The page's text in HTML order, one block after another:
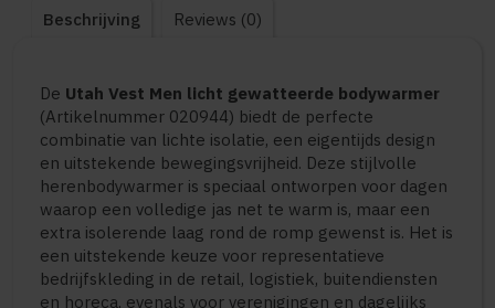
Beschrijving Reviews (0)
De Utah Vest Men licht gewatteerde bodywarmer
(Artikelnummer 020944) biedt de perfecte
combinatie van lichte isolatie, een eigentijds design
en uitstekende bewegingsvrijheid. Deze stijlvolle
herenbodywarmer is speciaal ontworpen voor dagen
waarop een volledige jas net te warm is, maar een
extra isolerende laag rond de romp gewenst is. Het is
een uitstekende keuze voor representatieve
bedrijfskleding in de retail, logistiek, buitendiensten
en horeca, evenals voor verenigingen en dagelijks